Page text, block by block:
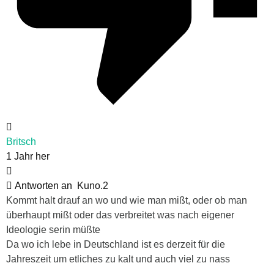
Britsch
1 Jahr her
Antworten an
Kuno.2
Kommt halt drauf an wo und wie man mißt, oder ob man
überhaupt mißt oder das verbreitet was nach eigener
Ideologie serin müßte
Da wo ich lebe in Deutschland ist es derzeit für die
Jahreszeit um etliches zu kalt und auch viel zu nass